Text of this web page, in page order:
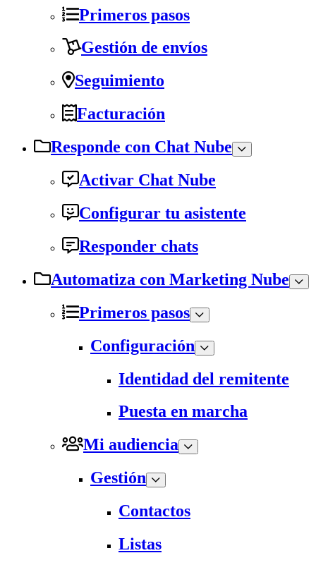
Primeros pasos
Gestión de envíos
Seguimiento
Facturación
Responde con Chat Nube
Activar Chat Nube
Configurar tu asistente
Responder chats
Automatiza con Marketing Nube
Primeros pasos
Configuración
Identidad del remitente
Puesta en marcha
Mi audiencia
Gestión
Contactos
Listas